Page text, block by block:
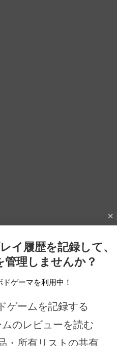
イ履歴を記録して、
管理しませんか？
ドゲーマを利用中！
ゲームを記録する
のレビューを読む
・所有リストの共有
新作・再入荷情報